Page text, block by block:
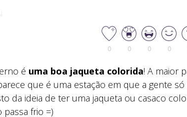
0 0 0 0
é uma boa jaqueta colorida! A maior
que é uma estação em que a gente só
da ideia de ter uma jaqueta ou casaco
frio =)